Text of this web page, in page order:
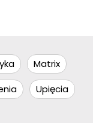
Matrix
Upięcia